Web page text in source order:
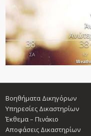
38°
ΣΑ
38
ΚΥ
Βοηθήματα Δικηγόρων
Υπηρεσίες Δικαστηρίων
Έκθεμα – Πινάκιο
Αποφάσεις Δικαστηρίων